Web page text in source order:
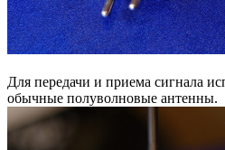
Для передачи и приема сигнала
обычные полуволновые антенны.